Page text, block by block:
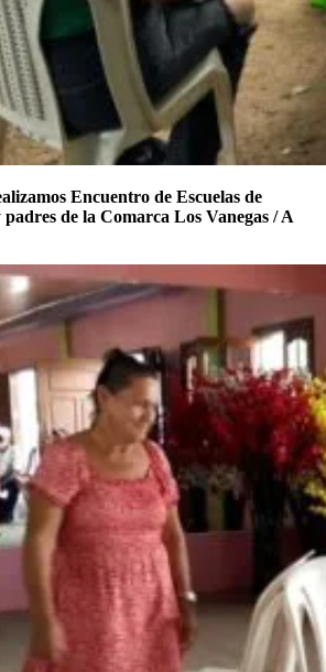
Encuentro de Escuelas de
de la Comarca Los Vanegas / A